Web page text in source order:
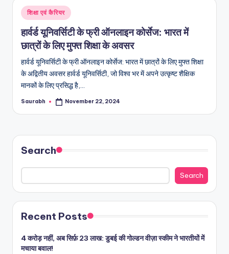
और
विश्व
Posted
in
शिक्षा एवं कैरियर
हार्वर्ड यूनिवर्सिटी के फ्री ऑनलाइन कोर्सेज: भारत में
छात्रों के लिए मुफ्त शिक्षा के अवसर
हार्वर्ड यूनिवर्सिटी के फ्री ऑनलाइन कोर्सेज: भारत में छात्रों के लिए मुफ्त शिक्षा
के अद्वितीय अवसर हार्वर्ड यूनिवर्सिटी, जो विश्व भर में अपने उत्कृष्ट शैक्षिक
मानकों के लिए प्रसिद्ध है,…
Posted
Saurabh November 22, 2024
Search
Search
Recent Posts
4 करोड़ नहीं, अब सिर्फ़ 23 लाख: डुबई की गोल्डन वीज़ा स्कीम ने भारतीयों में
मचाया बवाल!